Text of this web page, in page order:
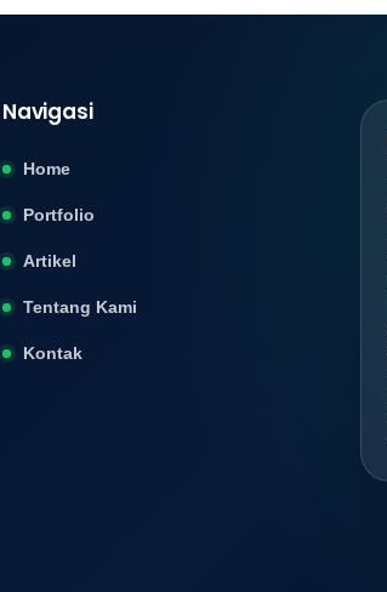
Navigasi
Home
Portfolio
Artikel
Tentang Kami
Kontak